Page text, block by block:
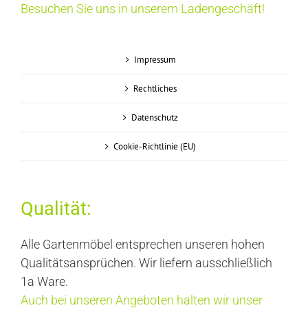
Besuchen Sie uns in unserem Ladengeschäft!
Impressum
Rechtliches
Datenschutz
Cookie-Richtlinie (EU)
Qualität:
Alle Gartenmöbel entsprechen unseren hohen
Qualitätsansprüchen. Wir liefern ausschließlich
1a Ware.
Auch bei unseren Angeboten halten wir unser